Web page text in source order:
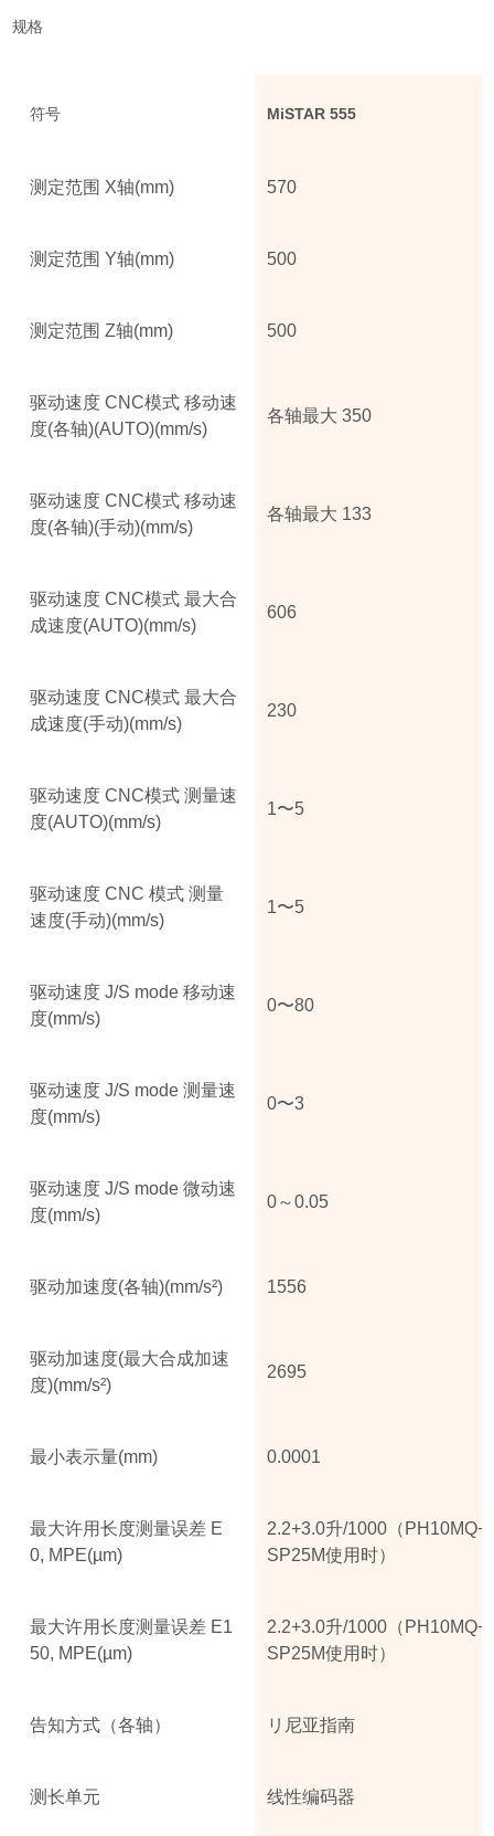
规格
符号 MiSTAR 555
测定范围 X轴(mm) 570
测定范围 Y轴(mm) 500
测定范围 Z轴(mm) 500
驱动速度 CNC模式 移动速
度(各轴)(AUTO)(mm/s)
各轴最大 350
驱动速度 CNC模式 移动速
度(各轴)(手动)(mm/s)
各轴最大 133
驱动速度 CNC模式 最大合
成速度(AUTO)(mm/s)
606
驱动速度 CNC模式 最大合
成速度(手动)(mm/s)
230
驱动速度 CNC模式 测量速
度(AUTO)(mm/s)
1〜5
驱动速度 CNC 模式 测量
速度(手动)(mm/s)
1〜5
驱动速度 J/S mode 移动速
度(mm/s)
0〜80
驱动速度 J/S mode 测量速
度(mm/s)
0〜3
驱动速度 J/S mode 微动速
度(mm/s)
0～0.05
驱动加速度(各轴)(mm/s²) 1556
驱动加速度(最大合成加速
度)(mm/s²)
2695
最小表示量(mm) 0.0001
最大许用长度测量误差 E
0, MPE(µm)
2.2+3.0升/1000（PH10MQ+
SP25M使用时）
最大许用长度测量误差 E1
50, MPE(µm)
2.2+3.0升/1000（PH10MQ+
SP25M使用时）
告知方式（各轴） リ尼亚指南
测长单元 线性编码器